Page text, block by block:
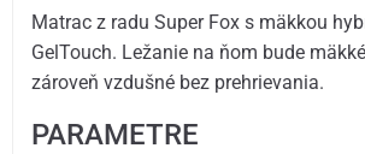
Matrac z radu Super Fox s mäkkou
GelTouch. Ležanie na ňom bude
zároveň vzdušné bez prehrievania.
PARAMETRE